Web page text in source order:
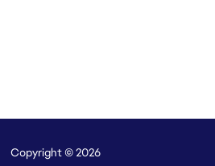
Copyright © 2026